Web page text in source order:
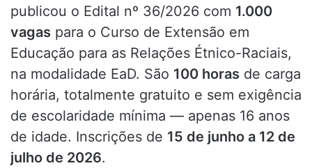
publicou o Edital nº 36/2026 com 1.000
vagas para o Curso de Extensão em
Educação para as Relações Étnico-Raciais,
na modalidade EaD. São 100 horas de carga
horária, totalmente gratuito e sem exigência
de escolaridade mínima — apenas 16 anos
de idade. Inscrições de 15 de junho a 12 de
julho de 2026.